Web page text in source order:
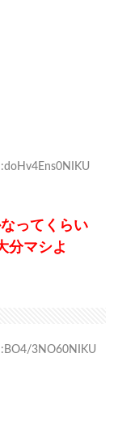
ってくらい
分マシよ
3NO60NIKU